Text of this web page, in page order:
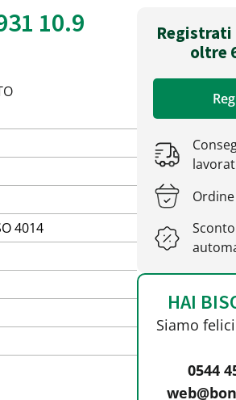
10.9
4014
Registrati
oltre
HAI
Siamo
0544